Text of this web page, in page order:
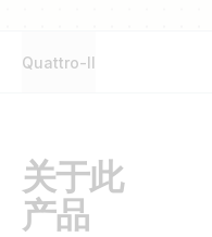
Quattro-II
关于此
产品